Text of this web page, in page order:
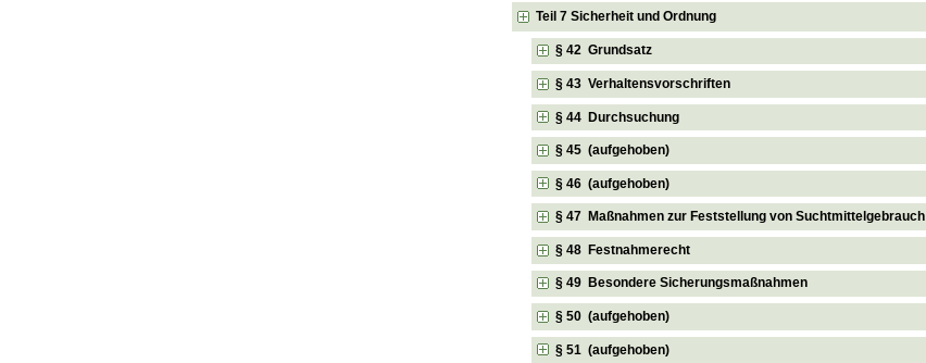
Teil 7 Sicherheit und Ordnung
§ 42 Grundsatz
§ 43 Verhaltensvorschriften
§ 44 Durchsuchung
§ 45 (aufgehoben)
§ 46 (aufgehoben)
§ 47 Maßnahmen zur Feststellung von Suchtmittelgebrauch
§ 48 Festnahmerecht
§ 49 Besondere Sicherungsmaßnahmen
§ 50 (aufgehoben)
§ 51 (aufgehoben)